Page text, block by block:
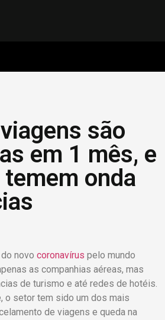
são
em 1 mês, e
onda
novo coronavírus pelo mundo
as companhias aéreas, mas
de turismo e até redes de hotéis.
o setor tem sido um dos mais
de viagens e queda na